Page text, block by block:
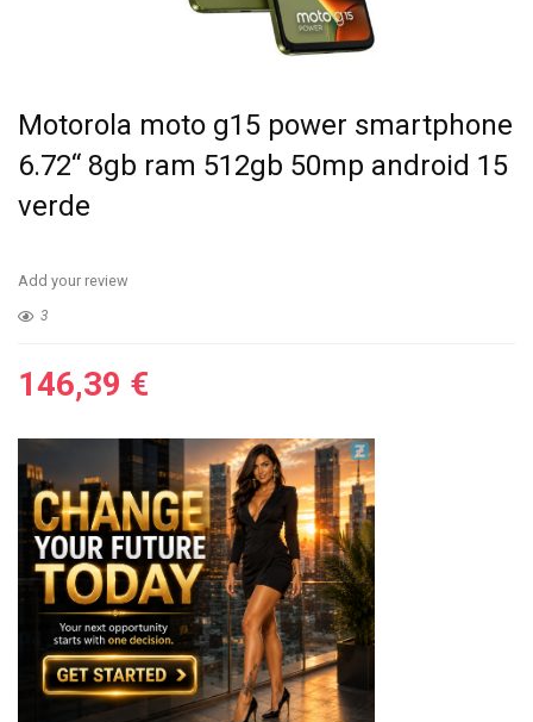
Motorola moto g15 power smartphone
6.72“ 8gb ram 512gb 50mp android 15
verde
Add your review
3
146,39 €